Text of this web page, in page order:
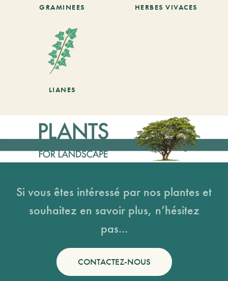
GRAMINEES HERBES VIVACES
LIANES
Si vous êtes intéressé par nos plantes et
souhaitez en savoir plus, n’hésitez
pas...
CONTACTEZ-NOUS